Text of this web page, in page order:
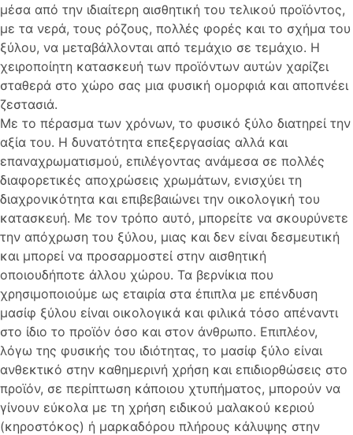
μέσα από την ιδιαίτερη αισθητική του τελικού προϊόντος,
με τα νερά, τους ρόζους, πολλές φορές και το σχήμα του
ξύλου, να μεταβάλλονται από τεμάχιο σε τεμάχιο. Η
χειροποίητη κατασκευή των προϊόντων αυτών χαρίζει
σταθερά στο χώρο σας μια φυσική ομορφιά και αποπνέει
ζεστασιά.
Με το πέρασμα των χρόνων, το φυσικό ξύλο διατηρεί την
αξία του. Η δυνατότητα επεξεργασίας αλλά και
επαναχρωματισμού, επιλέγοντας ανάμεσα σε πολλές
διαφορετικές αποχρώσεις χρωμάτων, ενισχύει τη
διαχρονικότητα και επιβεβαιώνει την οικολογική του
κατασκευή. Με τον τρόπο αυτό, μπορείτε να σκουρύνετε
την απόχρωση του ξύλου, μιας και δεν είναι δεσμευτική
και μπορεί να προσαρμοστεί στην αισθητική
οποιουδήποτε άλλου χώρου. Τα βερνίκια που
χρησιμοποιούμε ως εταιρία στα έπιπλα με επένδυση
μασίφ ξύλου είναι οικολογικά και φιλικά τόσο απέναντι
στο ίδιο το προϊόν όσο και στον άνθρωπο. Επιπλέον,
λόγω της φυσικής του ιδιότητας, το μασίφ ξύλο είναι
ανθεκτικό στην καθημερινή χρήση και επιδιορθώσεις στο
προϊόν, σε περίπτωση κάποιου χτυπήματος, μπορούν να
γίνουν εύκολα με τη χρήση ειδικού μαλακού κεριού
(κηροστόκος) ή μαρκαδόρου πλήρους κάλυψης στην